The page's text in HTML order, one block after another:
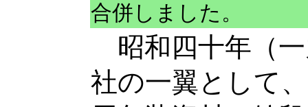
合併しました。
昭和四十年（一
社の一翼として